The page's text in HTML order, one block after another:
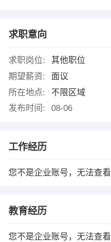
求职意向
求职岗位:
其他职位
期望薪资:
面议
所在地点:
不限区域
发布时间:
08-06
工作经历
您不是企业账号，无法查看
教育经历
您不是企业账号，无法查看